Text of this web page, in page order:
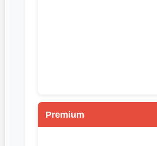
Premium